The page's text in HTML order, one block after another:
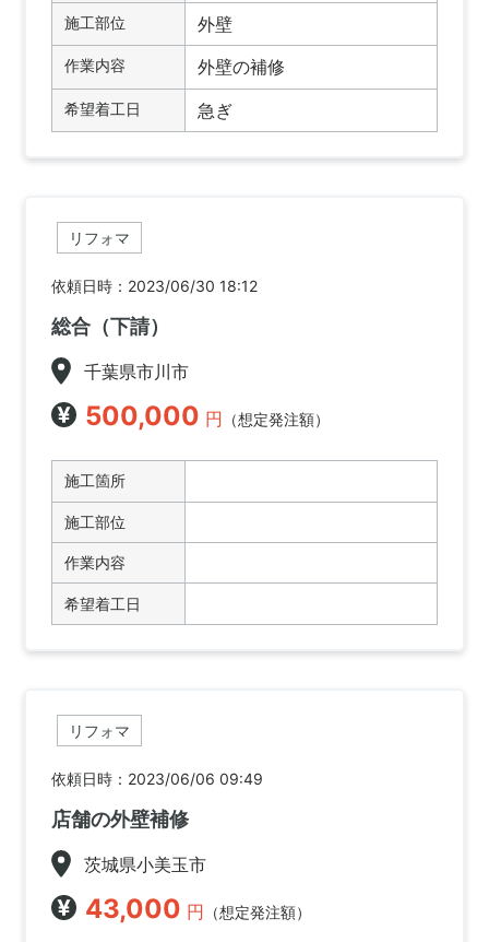
施工部位 外壁
作業内容 外壁の補修
希望着工日 急ぎ
リフォマ
依頼日時：2023/06/30 18:12
総合（下請）
千葉県市川市
500,000 円 （想定発注額）
施工箇所
施工部位
作業内容
希望着工日
リフォマ
依頼日時：2023/06/06 09:49
店舗の外壁補修
茨城県小美玉市
43,000 円 （想定発注額）